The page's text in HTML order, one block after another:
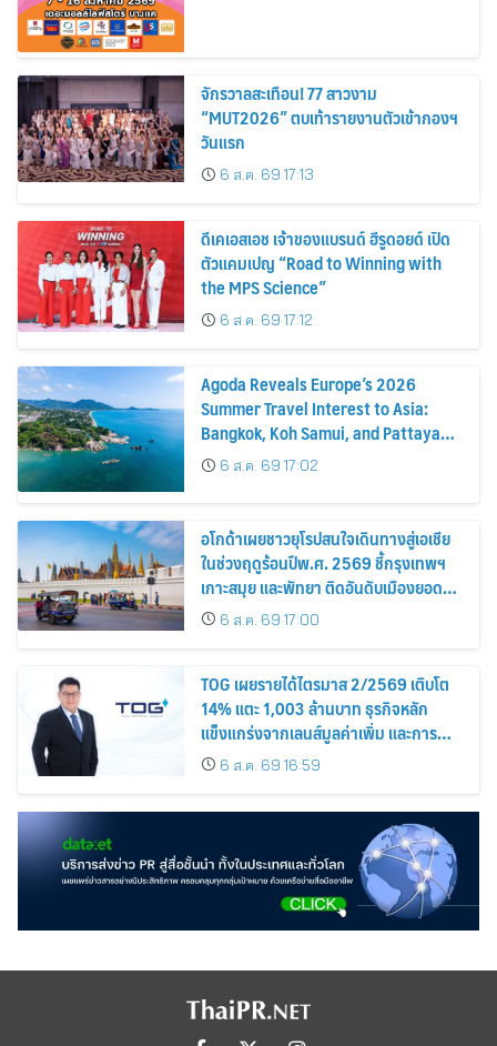
จักรวาลสะเทือน! 77 สาวงาม
“MUT2026” ตบเท้ารายงานตัวเข้ากองฯ
วันแรก
6 ส.ค. 69 17:13
ดีเคเอสเอช เจ้าของแบรนด์ ฮีรูดอยด์ เปิด
ตัวแคมเปญ “Road to Winning with
the MPS Science”
6 ส.ค. 69 17:12
Agoda Reveals Europe’s 2026
Summer Travel Interest to Asia:
Bangkok, Koh Samui, and Pattaya
Among the Top Cities
6 ส.ค. 69 17:02
อโกด้าเผยชาวยุโรปสนใจเดินทางสู่เอเชีย
ในช่วงฤดูร้อนปีพ.ศ. 2569 ชี้กรุงเทพฯ
เกาะสมุย และพัทยา ติดอันดับเมืองยอด
นิยม6 ส.ค. 69 17:00
TOG เผยรายได้ไตรมาส 2/2569 เติบโต
14% แตะ 1,003 ล้านบาท ธุรกิจหลัก
แข็งแกร่งจากเลนส์มูลค่าเพิ่ม และการ
ขยายตลาดต่างประเทศ พร้อมเดินหน้า
ลงทุนเพื่อการเติบโตระยะยาว
6 ส.ค. 69 16:59